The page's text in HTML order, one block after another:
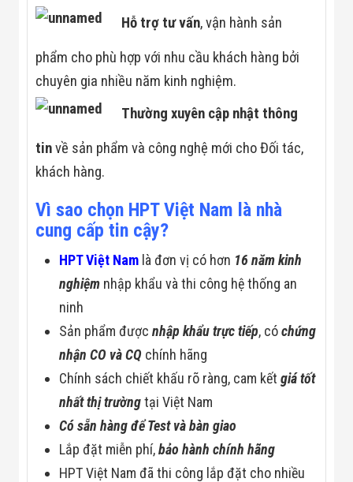
Hỗ trợ tư vấn, vận hành sản
phẩm cho phù hợp với nhu cầu khách hàng bởi
chuyên gia nhiều năm kinh nghiệm.
Thường xuyên cập nhật thông
tinvề sản phẩm và công nghệ mới cho Đối tác,
khách hàng.
Vì sao chọn HPT Việt Nam là nhà
cung cấp tin cậy?
HPT Việt Nam là đơn vị có hơn 16 năm kinh
nghiệm nhập khẩu và thi công hệ thống an
ninh
Sản phẩm đượcnhập khẩu trực tiếp, cóchứng
nhận CO và CQ chính hãng
Chính sách chiết khấu rõ ràng, cam kếtgiá tốt
nhất thị trườngtại Việt Nam
Có sẵn hàng để Test và bàn giao
Lắp đặt miễn phí,bảo hành chính hãng
HPT Việt Nam đã thi công lắp đặt cho nhiều